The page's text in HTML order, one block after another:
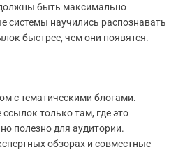
быть максимально
системы научились распознавать
быстрее, чем они появятся.
с тематическими блогами.
только там, где это
полезно для аудитории.
обзорах и совместные